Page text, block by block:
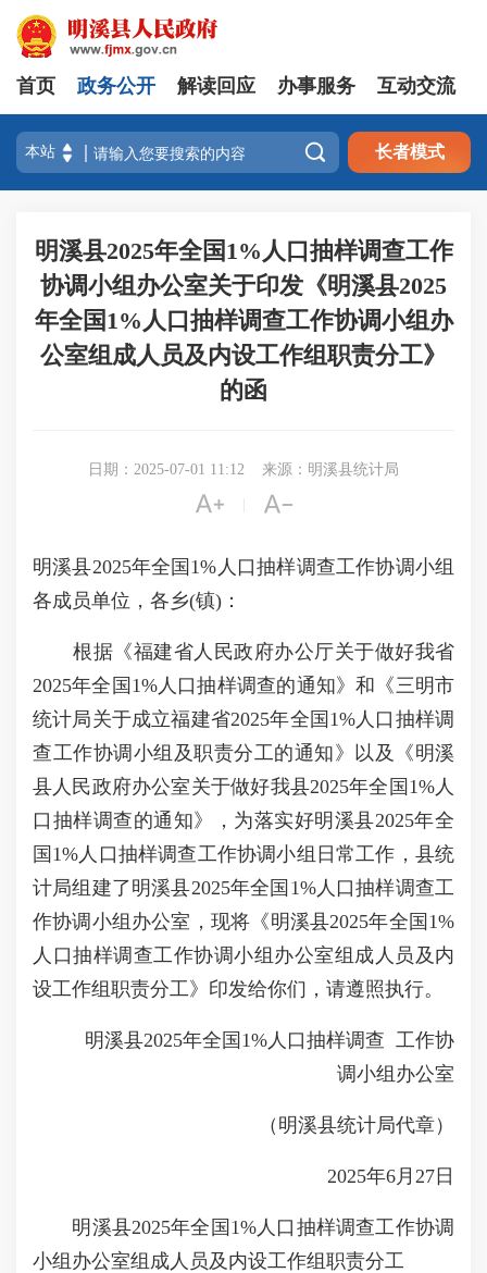
首页 政务公开 解读回应 办事服务 互动交流
 长者模式
明溪县2025年全国1%人口抽样调查工作
协调小组办公室关于印发《明溪县2025
年全国1%人口抽样调查工作协调小组办
公室组成人员及内设工作组职责分工》
的函
日期：2025-07-01 11:12 来源：明溪县统计局
 
明溪县2025年全国1%人口抽样调查工作协调小组
各成员单位，各乡(镇)：
根据《福建省人民政府办公厅关于做好我省
2025年全国1%人口抽样调查的通知》和《三明市
统计局关于成立福建省2025年全国1%人口抽样调
查工作协调小组及职责分工的通知》以及《明溪
县人民政府办公室关于做好我县2025年全国1%人
口抽样调查的通知》，为落实好明溪县2025年全
国1%人口抽样调查工作协调小组日常工作，县统
计局组建了明溪县2025年全国1%人口抽样调查工
作协调小组办公室，现将《明溪县2025年全国1%
人口抽样调查工作协调小组办公室组成人员及内
设工作组职责分工》印发给你们，请遵照执行。
明溪县2025年全国1%人口抽样调查 工作协
调小组办公室
（明溪县统计局代章）
2025年6月27日
明溪县2025年全国1%人口抽样调查工作协调
小组办公室组成人员及内设工作组职责分工